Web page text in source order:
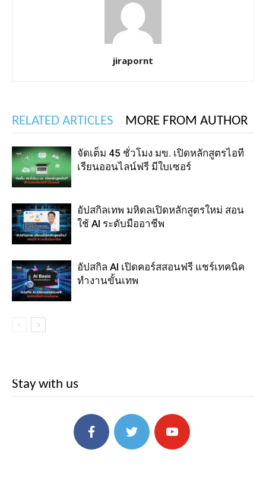
jirapornt
RELATED ARTICLES MORE FROM AUTHOR
จัดเต็ม 45 ชั่วโมง มข. เปิดหลักสูตรไอที
เรียนออนไลน์ฟรี มีใบเซอร์
อัปสกิลเทพ มหิดลเปิดหลักสูตรใหม่ สอน
ใช้ AI ระดับมืออาชีพ
อัปสกิล AI เปิดคอร์สสอนฟรี แชร์เทคนิค
ทำงานขั้นเทพ
Stay with us